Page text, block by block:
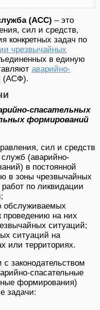
(АСС) – это
сил и средств,
конкретных задач по
чрезвычайных
в единую
аварийно-
(АСФ).
спасательных
формирований
сил и средств
(аварийно-
в постоянной
в зоны чрезвычайных
по ликвидации
обслуживаемых
проведению на них
ситуаций;
ситуаций на
или территориях.
с законодательством
спасательные
формирования)
задачи: